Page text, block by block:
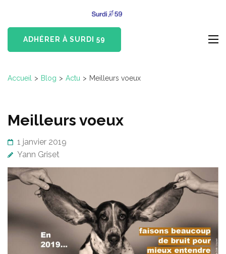
contenu
(Pressez
Malentendants du Nord
ADHÉRER À SURDI 59
Accueil > Blog > Actu > Meilleurs voeux
Meilleurs voeux
1 janvier 2019
Yann Griset